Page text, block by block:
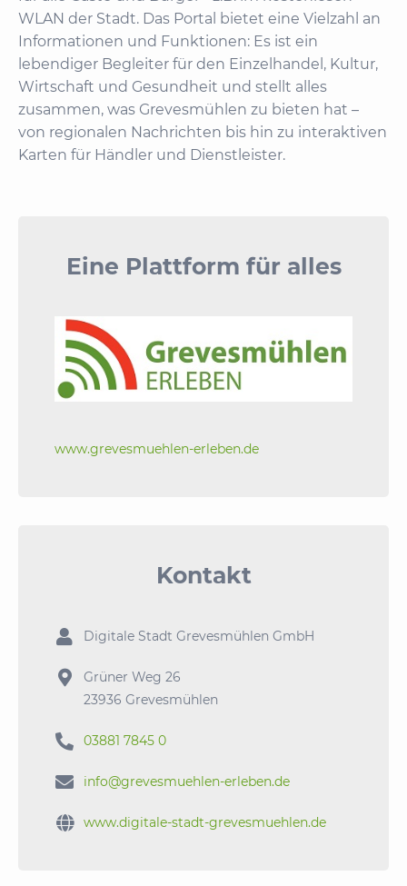
WLAN der Stadt. Das Portal bietet eine Vielzahl an
Informationen und Funktionen: Es ist ein
lebendiger Begleiter für den Einzelhandel, Kultur,
Wirtschaft und Gesundheit und stellt alles
zusammen, was Grevesmühlen zu bieten hat –
von regionalen Nachrichten bis hin zu interaktiven
Karten für Händler und Dienstleister.
Eine Plattform für alles
www.grevesmuehlen-erleben.de
Kontakt
 Digitale Stadt Grevesmühlen GmbH

Grüner Weg 26
23936 Grevesmühlen
 03881 7845 0
 info@grevesmuehlen-erleben.de
 www.digitale-stadt-grevesmuehlen.de